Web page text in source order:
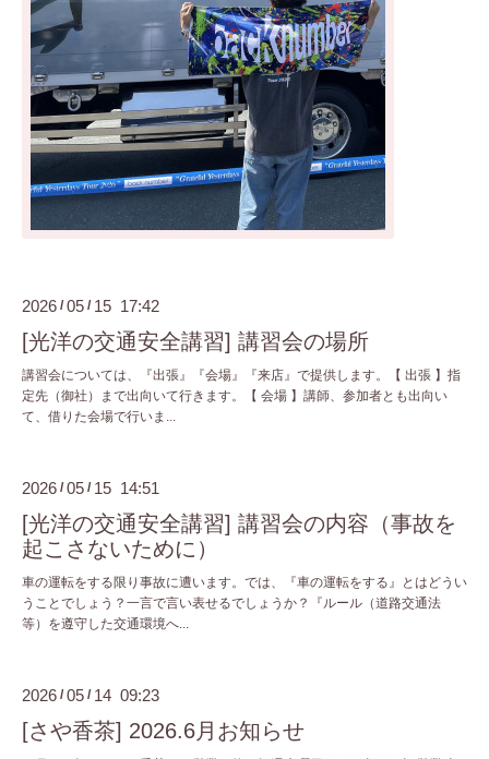
2026 /05 / 15 17:42
[光洋の交通安全講習] 講習会の場所
講習会については、『出張』『会場』『来店』で提供します。【 出張 】指
定先（御社）まで出向いて行きます。【 会場 】講師、参加者とも出向い
て、借りた会場で行いま...
2026 /05 / 15 14:51
[光洋の交通安全講習] 講習会の内容（事故を
起こさないために）
車の運転をする限り事故に遭います。では、『車の運転をする』とはどうい
うことでしょう？一言で言い表せるでしょうか？『ルール（道路交通法
等）を遵守した交通環境へ...
2026 /05 / 14 09:23
[さや香茶] 2026.6月お知らせ